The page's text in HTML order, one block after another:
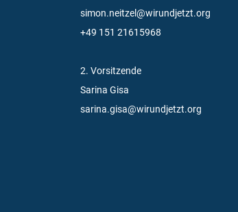
simon.neitzel@wirundjetzt.org
+49 151 21615968
2. Vorsitzende
Sarina Gisa
sarina.gisa@wirundjetzt.org